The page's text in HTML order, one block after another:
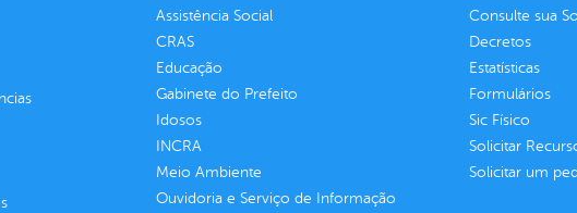
Assistência Social
CRAS
Educação
Gabinete do Prefeito
Idosos
INCRA
Meio Ambiente
Ouvidoria e Serviço de Informação
Consulte sua
Decretos
Estatísticas
Formulários
Sic Físico
Solicitar
Solicitar um